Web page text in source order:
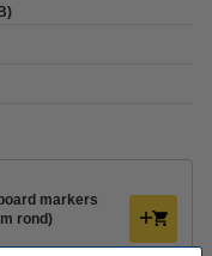
markers
rond)